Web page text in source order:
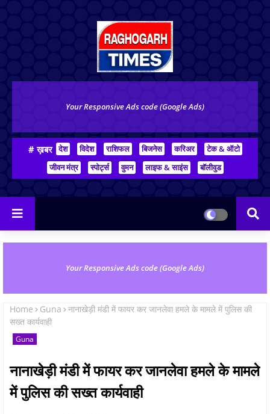
Your Responsive Ads code (Google Ads)
# ख़बर देश विदेश राशिफल बिजनेस करिअर
टेक & ऑटो
जीवन मंत्र
स्पोर्ट्स वुमन लाइफ & साइंस बॉलीवुड
Your Responsive Ads code (Google Ads)
Home Guna
नानाखेड़ी मंडी में फायर कर जानलेवा हमले के मामले में पुलिस की
सख्त कार्यवाही
Guna
नानाखेड़ी मंडी में फायर कर जानलेवा हमले के मामले
में पुलिस की सख्त कार्यवाही